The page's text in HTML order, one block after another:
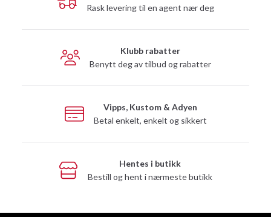
Rask levering til en agent nær deg
Klubb rabatter
Benytt deg av tilbud og rabatter
Vipps, Kustom & Adyen
Betal enkelt, enkelt og sikkert
Hentes i butikk
Bestill og hent i nærmeste butikk